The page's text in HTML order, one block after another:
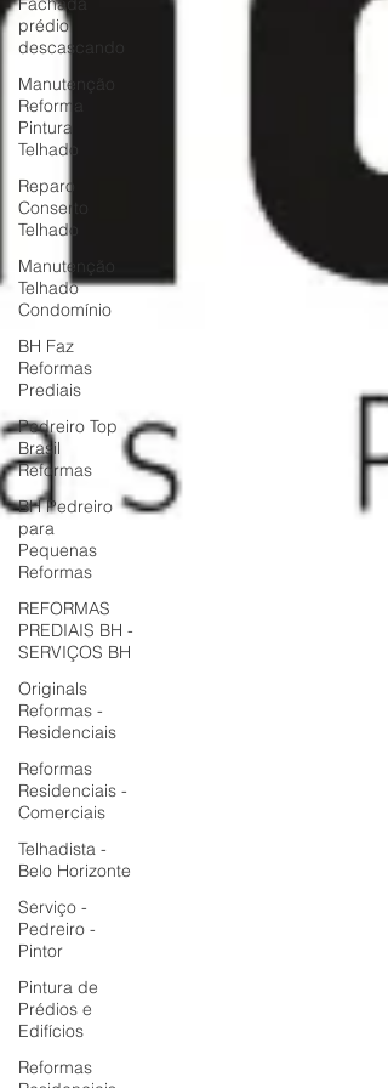
prédio
descascando
Manutenção
Reforma
Pintura
Telhado
Reparo
Conserto
Telhado
Manutenção
Telhado
Condomínio
BH Faz
Reformas
Prediais
Pedreiro Top
Brasil
Reformas
BH Pedreiro
para
Pequenas
Reformas
REFORMAS
PREDIAIS BH -
SERVIÇOS BH
Originals
Reformas -
Residenciais
Reformas
Residenciais -
Comerciais
Telhadista -
Belo Horizonte
Serviço -
Pedreiro -
Pintor
Pintura de
Prédios e
Edifícios
Reformas